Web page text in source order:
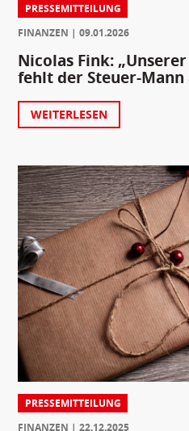
PRESSEMITTEILUNG
FINANZEN
09.01.2026
Nicolas Fink:
fehlt der Steuer-Mann
WEITERLESEN
PRESSEMITTEILUNG
FINANZEN
22.12.2025